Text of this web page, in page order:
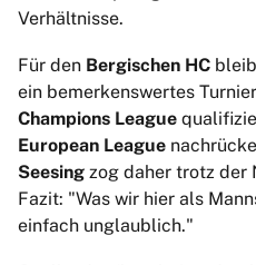
Verhältnisse.
Für den Bergischen HC
ein bemerkenswertes
Champions League
European League
Seesing zog daher trotz der
Fazit: "Was wir hier als
einfach unglaublich."